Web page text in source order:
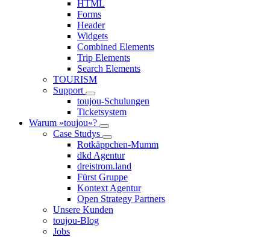
HTML
Forms
Header
Widgets
Combined Elements
Trip Elements
Search Elements
TOURISM
Support
toujou-Schulungen
Ticketsystem
Warum »toujou«?
Case Studys
Rotkäppchen-Mumm
dkd Agentur
dreistrom.land
Fürst Gruppe
Kontext Agentur
Open Strategy Partners
Unsere Kunden
toujou-Blog
Jobs